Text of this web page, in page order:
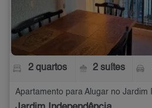
2 quartos 2 suítes